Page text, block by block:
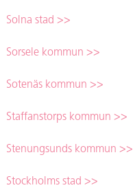
Solna stad >>
Sorsele kommun >>
Sotenäs kommun >>
Staffanstorps kommun >>
Stenungsunds kommun >>
Stockholms stad >>